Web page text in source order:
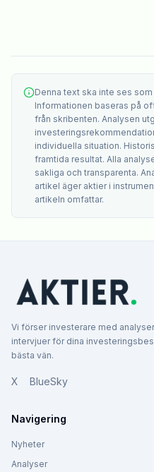
Denna text ska inte ses
Informationen baseras på
från skribenten. Analysen
individuella situation.
framtida resultat. Alla
sakliga och transparenta.
artikel äger aktier i
artikeln omfattar.
Vi förser investerare med
intervjuer för dina
bästa vän.
X BlueSky
Navigering
Nyheter
Analyser